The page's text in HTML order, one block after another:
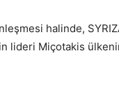
halinde,
lideri Miçotakis